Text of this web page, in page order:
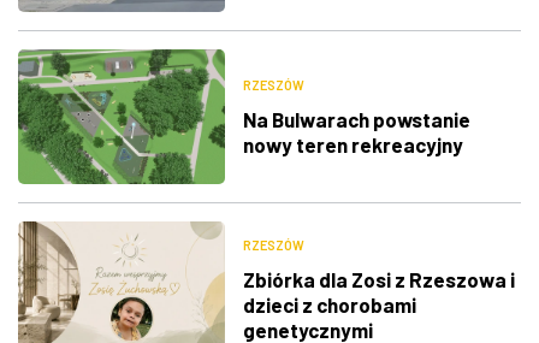
RZESZÓW
Na Bulwarach powstanie
nowy teren rekreacyjny
RZESZÓW
Zbiórka dla Zosi z Rzeszowa i
dzieci z chorobami
genetycznymi